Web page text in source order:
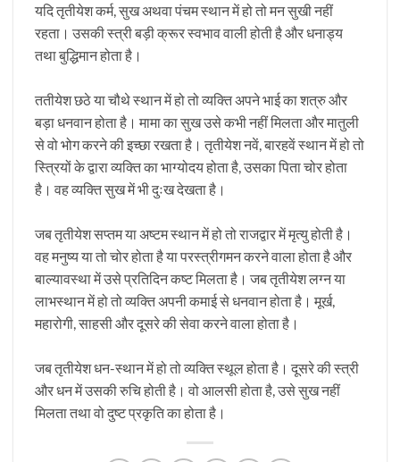
यदि तृतीयेश कर्म, सुख अथवा पंचम स्थान में हो तो मन सुखी नहीं
रहता। उसकी स्त्री बड़ी क्रूर स्वभाव वाली होती है और धनाड्य
तथा बुद्धिमान होता है।
ततीयेश छठे या चौथे स्थान में हो तो व्यक्ति अपने भाई का शत्रु और
बड़ा धनवान होता है। मामा का सुख उसे कभी नहीं मिलता और मातुली
से वो भोग करने की इच्छा रखता है। तृतीयेश नवें, बारहवें स्थान में हो तो
स्त्रियों के द्वारा व्यक्ति का भाग्योदय होता है, उसका पिता चोर होता
है। वह व्यक्ति सुख में भी दुःख देखता है।
जब तृतीयेश सप्तम या अष्टम स्थान में हो तो राजद्वार में मृत्यु होती है।
वह मनुष्य या तो चोर होता है या परस्त्रीगमन करने वाला होता है और
बाल्यावस्था में उसे प्रतिदिन कष्ट मिलता है। जब तृतीयेश लग्न या
लाभस्थान में हो तो व्यक्ति अपनी कमाई से धनवान होता है। मूर्ख,
महारोगी, साहसी और दूसरे की सेवा करने वाला होता है।
जब तृतीयेश धन-स्थान में हो तो व्यक्ति स्थूल होता है। दूसरे की स्त्री
और धन में उसकी रुचि होती है। वो आलसी होता है, उसे सुख नहीं
मिलता तथा वो दुष्ट प्रकृति का होता है।